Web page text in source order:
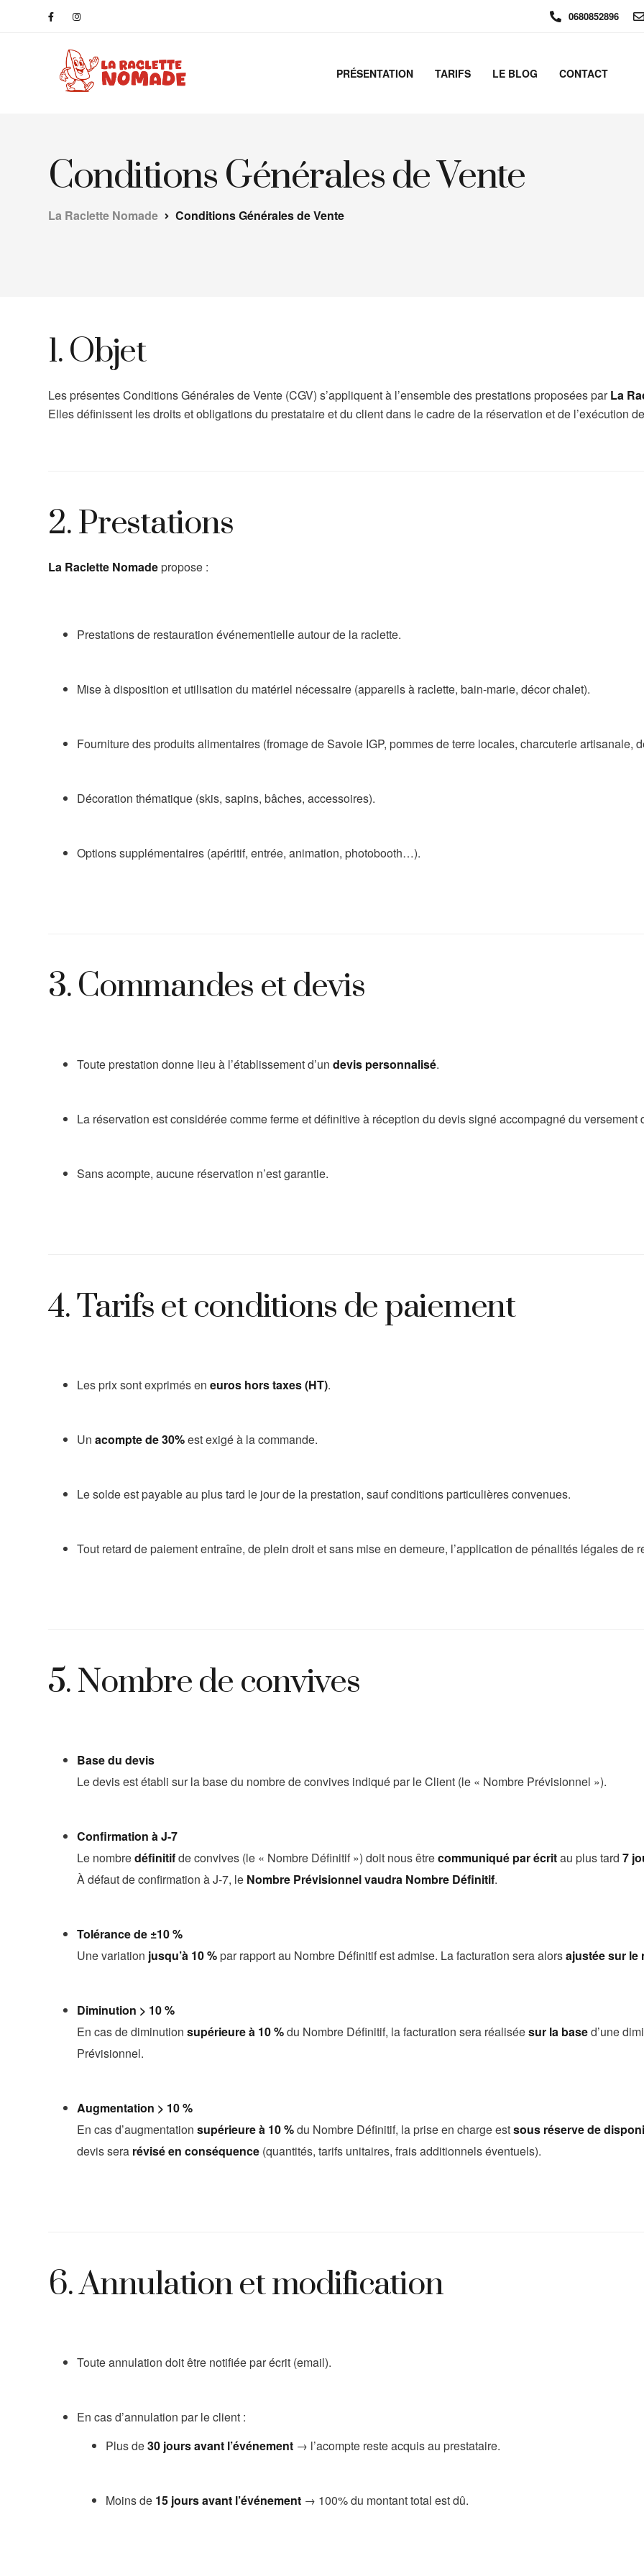
0680852896
PRÉSENTATION TARIFS LE BLOG CONTACT
Conditions Générales de Vente
La Raclette Nomade Conditions Générales de Vente
1. Objet
Les présentes Conditions Générales de Vente (CGV) s’appliquent à l’ensemble des prestations proposées parLa
Elles définissent les droits et obligations du prestataire et du client dans le cadre de la réservation et de l’exécution
2. Prestations
La Raclette Nomadepropose :
Prestations de restauration événementielle autour de la raclette.
Mise à disposition et utilisation du matériel nécessaire (appareils à raclette, bain-marie, décor chalet).
Fourniture des produits alimentaires (fromage de Savoie IGP, pommes de terre locales, charcuterie artisanale,
Décoration thématique (skis, sapins, bâches, accessoires).
Options supplémentaires (apéritif, entrée, animation, photobooth…).
3. Commandes et devis
Toute prestation donne lieu à l’établissement d’un devis personnalisé.
La réservation est considérée comme ferme et définitive à réception du devis signé accompagné du versement
Sans acompte, aucune réservation n’est garantie.
4. Tarifs et conditions de paiement
Les prix sont exprimés en euros hors taxes (HT).
Un acompte de 30%est exigé à la commande.
Le solde est payable au plus tard le jour de la prestation, sauf conditions particulières convenues.
Tout retard de paiement entraîne, de plein droit et sans mise en demeure, l’application de pénalités légales de
5. Nombre de convives
Base du devis
Le devis est établi sur la base du nombre de convives indiqué par le Client (le « Nombre Prévisionnel »).
Confirmation à J-7
Le nombredéfinitifde convives (le « Nombre Définitif ») doit nous êtrecommuniqué par écritau plus tard 7
À défaut de confirmation à J-7, le Nombre Prévisionnel vaudra Nombre Définitif.
Tolérance de ±10 %
Une variation jusqu’à 10 %par rapport au Nombre Définitif est admise. La facturation sera alorsajustée sur le
Diminution > 10 %
En cas de diminution supérieure à 10 %du Nombre Définitif, la facturation sera réaliséesur la based’une
Prévisionnel.
Augmentation > 10 %
En cas d’augmentation supérieure à 10 %du Nombre Définitif, la prise en charge estsous réserve de
devis sera révisé en conséquence (quantités, tarifs unitaires, frais additionnels éventuels).
6. Annulation et modification
Toute annulation doit être notifiée par écrit (email).
En cas d’annulation par le client :
Plus de30 jours avant l’événement → l’acompte reste acquis au prestataire.
Moins de 15 jours avant l’événement → 100% du montant total est dû.